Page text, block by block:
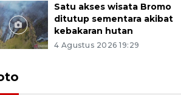
Satu akses wisata Bromo
ditutup sementara akibat
kebakaran hutan
4 Agustus 2026 19:29